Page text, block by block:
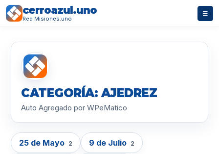
cerroazul.uno
Red Misiones.uno
☰
CATEGORÍA: AJEDREZ
Auto Agregado por WPeMatico
25 de Mayo 2 9 de Julio 2